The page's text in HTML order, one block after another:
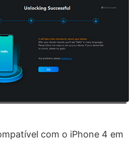
com o iPhone 4 em